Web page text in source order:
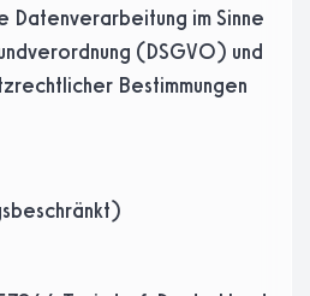
Datenverarbeitung im Sinne
(DSGVO) und
Bestimmungen